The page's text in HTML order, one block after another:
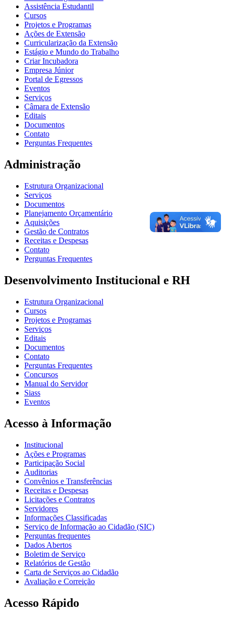
Assistência Estudantil
Cursos
Projetos e Programas
Ações de Extensão
Curricularização da Extensão
Estágio e Mundo do Trabalho
Criar Incubadora
Empresa Júnior
Portal de Egressos
Eventos
Serviços
Câmara de Extensão
Editais
Documentos
Contato
Perguntas Frequentes
Administração
Estrutura Organizacional
Serviços
Documentos
Planejamento Orçamentário
Aquisições
Gestão de Contratos
Receitas e Despesas
Contato
Perguntas Frequentes
Desenvolvimento Institucional e RH
Estrutura Organizacional
Cursos
Projetos e Programas
Serviços
Editais
Documentos
Contato
Perguntas Frequentes
Concursos
Manual do Servidor
Siass
Eventos
Acesso à Informação
Institucional
Ações e Programas
Participação Social
Auditorias
Convênios e Transferências
Receitas e Despesas
Licitações e Contratos
Servidores
Informações Classificadas
Serviço de Informação ao Cidadão (SIC)
Perguntas frequentes
Dados Abertos
Boletim de Serviço
Relatórios de Gestão
Carta de Serviços ao Cidadão
Avaliação e Correição
Acesso Rápido